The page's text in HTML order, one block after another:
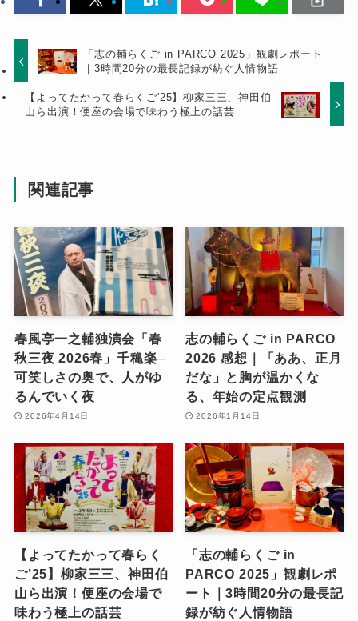
「志の輔らくご in PARCO 2025」観劇レポート
｜3時間20分の最長記録が紡ぐ人情物語
【よってたかって春らくご'25】柳家三三、神田伯
山ら出演！便座の会場で味わう極上の話芸
関連記事
春風亭一之輔独演会「春
秋三夜 2026春」千穐楽─
可笑しさの奥で、人がゆ
るんでいく夜
2026年4月14日
志の輔らくご in PARCO
2026 感想｜「ああ、正月
だな」と胸が温かくな
る、年始の定点観測
2026年1月14日
【よってたかって春らく
ご’25】柳家三三、神田伯
山ら出演！便座の会場で
味わう極上の話芸
「志の輔らくご in
PARCO 2025」観劇レポ
ート｜3時間20分の最長記
録が紡ぐ人情物語